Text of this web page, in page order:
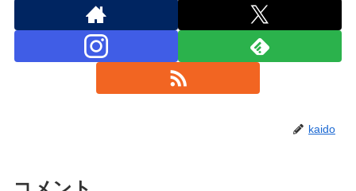
kaido